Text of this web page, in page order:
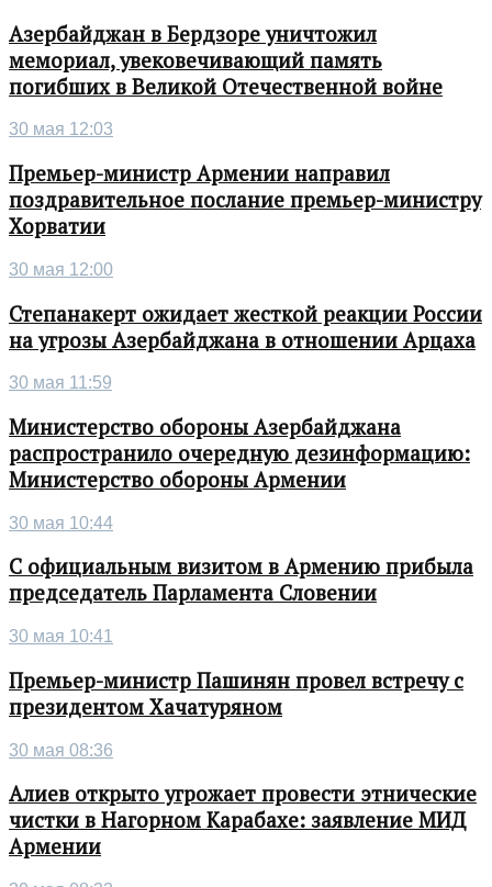
Азербайджан в Бердзоре уничтожил
мемориал, увековечивающий память
погибших в Великой Отечественной войне
30 мая 12:03
Премьер-министр Армении направил
поздравительное послание премьер-министру
Хорватии
30 мая 12:00
Степанакерт ожидает жесткой реакции России
на угрозы Азербайджана в отношении Арцаха
30 мая 11:59
Министерство обороны Азербайджана
распространило очередную дезинформацию:
Министерство обороны Армении
30 мая 10:44
С официальным визитом в Армению прибыла
председатель Парламента Словении
30 мая 10:41
Премьер-министр Пашинян провел встречу с
президентом Хачатуряном
30 мая 08:36
Алиев открыто угрожает провести этнические
чистки в Нагорном Карабахе: заявление МИД
Армении